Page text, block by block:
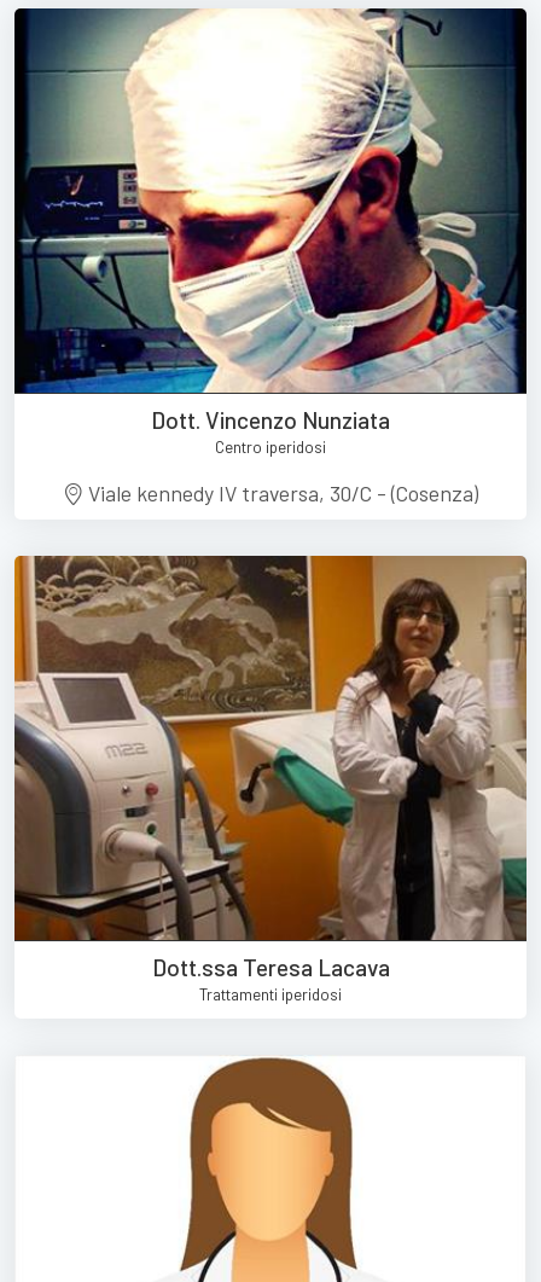
Dott. Vincenzo Nunziata
Centro iperidosi
Viale kennedy IV traversa, 30/C - (Cosenza)
Dott.ssa Teresa Lacava
Trattamenti iperidosi